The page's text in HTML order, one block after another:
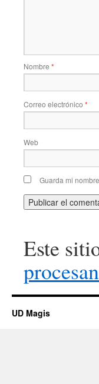
Nombre *
Correo electrónico *
Web
Guarda mi
Este
UD Magis